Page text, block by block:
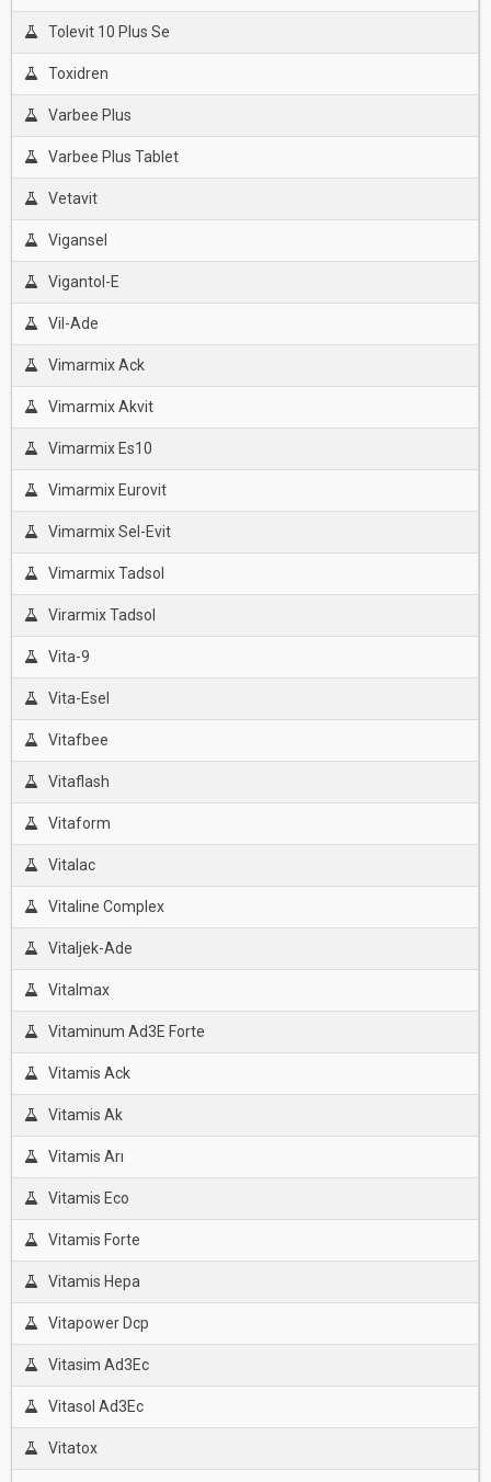
Tolevit 10 Plus Se
Toxidren
Varbee Plus
Varbee Plus Tablet
Vetavit
Vigansel
Vigantol-E
Vil-Ade
Vimarmix Ack
Vimarmix Akvit
Vimarmix Es10
Vimarmix Eurovit
Vimarmix Sel-Evit
Vimarmix Tadsol
Virarmix Tadsol
Vita-9
Vita-Esel
Vitafbee
Vitaflash
Vitaform
Vitalac
Vitaline Complex
Vitaljek-Ade
Vitalmax
Vitaminum Ad3E Forte
Vitamis Ack
Vitamis Ak
Vitamis Arı
Vitamis Eco
Vitamis Forte
Vitamis Hepa
Vitapower Dcp
Vitasim Ad3Ec
Vitasol Ad3Ec
Vitatox